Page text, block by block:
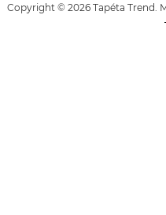
Copyright © 2026 Tapéta Trend.